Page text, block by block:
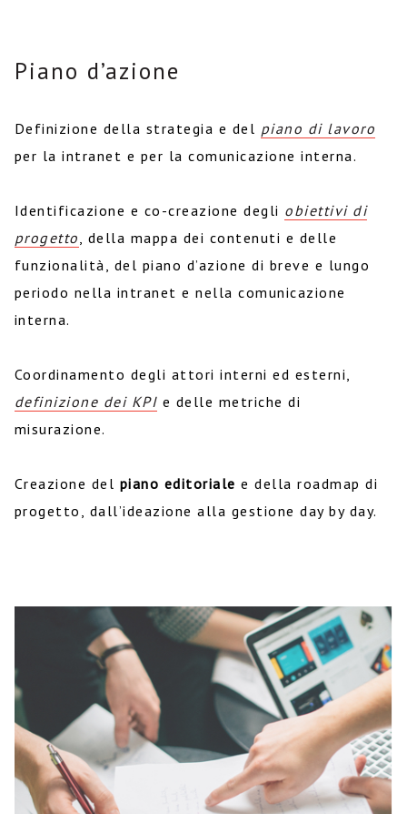
Piano d’azione
Definizione della strategia e del piano di lavoro
per la intranet e per la comunicazione interna.
Identificazione e co-creazione degli obiettivi di
progetto, della mappa dei contenuti e delle
funzionalità, del piano d’azione di breve e lungo
periodo nella intranet e nella comunicazione
interna.
Coordinamento degli attori interni ed esterni,
definizione dei KPI e delle metriche di
misurazione.
Creazione del piano editoriale e della roadmap di
progetto, dall’ideazione alla gestione day by day.